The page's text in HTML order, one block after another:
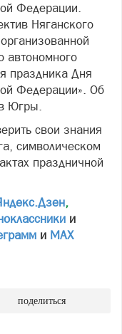
Федерации.
Няганского
автономного
праздника Дня
Федерации». Об
Югры.
свои знания
символическом
праздничной
,
и
и МАХ
поделиться